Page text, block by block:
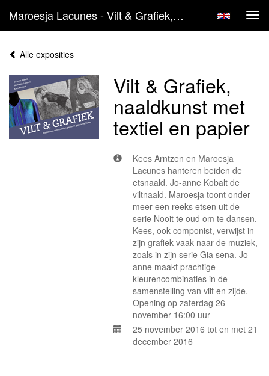
Maroesja Lacunes - Vilt & Grafiek, Naaldkunst Met Textiel En Papier
Alle exposities
Vilt & Grafiek,
naaldkunst met
textiel en papier
Kees Arntzen en Maroesja
Lacunes hanteren beiden de
etsnaald. Jo-anne Kobalt de
viltnaald. Maroesja toont onder
meer een reeks etsen uit de
serie Nooit te oud om te dansen.
Kees, ook componist, verwijst in
zijn grafiek vaak naar de muziek,
zoals in zijn serie Gia sena. Jo-
anne maakt prachtige
kleurencombinaties in de
samenstelling van vilt en zijde.
Opening op zaterdag 26
november 16:00 uur
25 november 2016 tot en met 21
december 2016